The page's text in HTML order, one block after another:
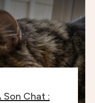
Son Chat :